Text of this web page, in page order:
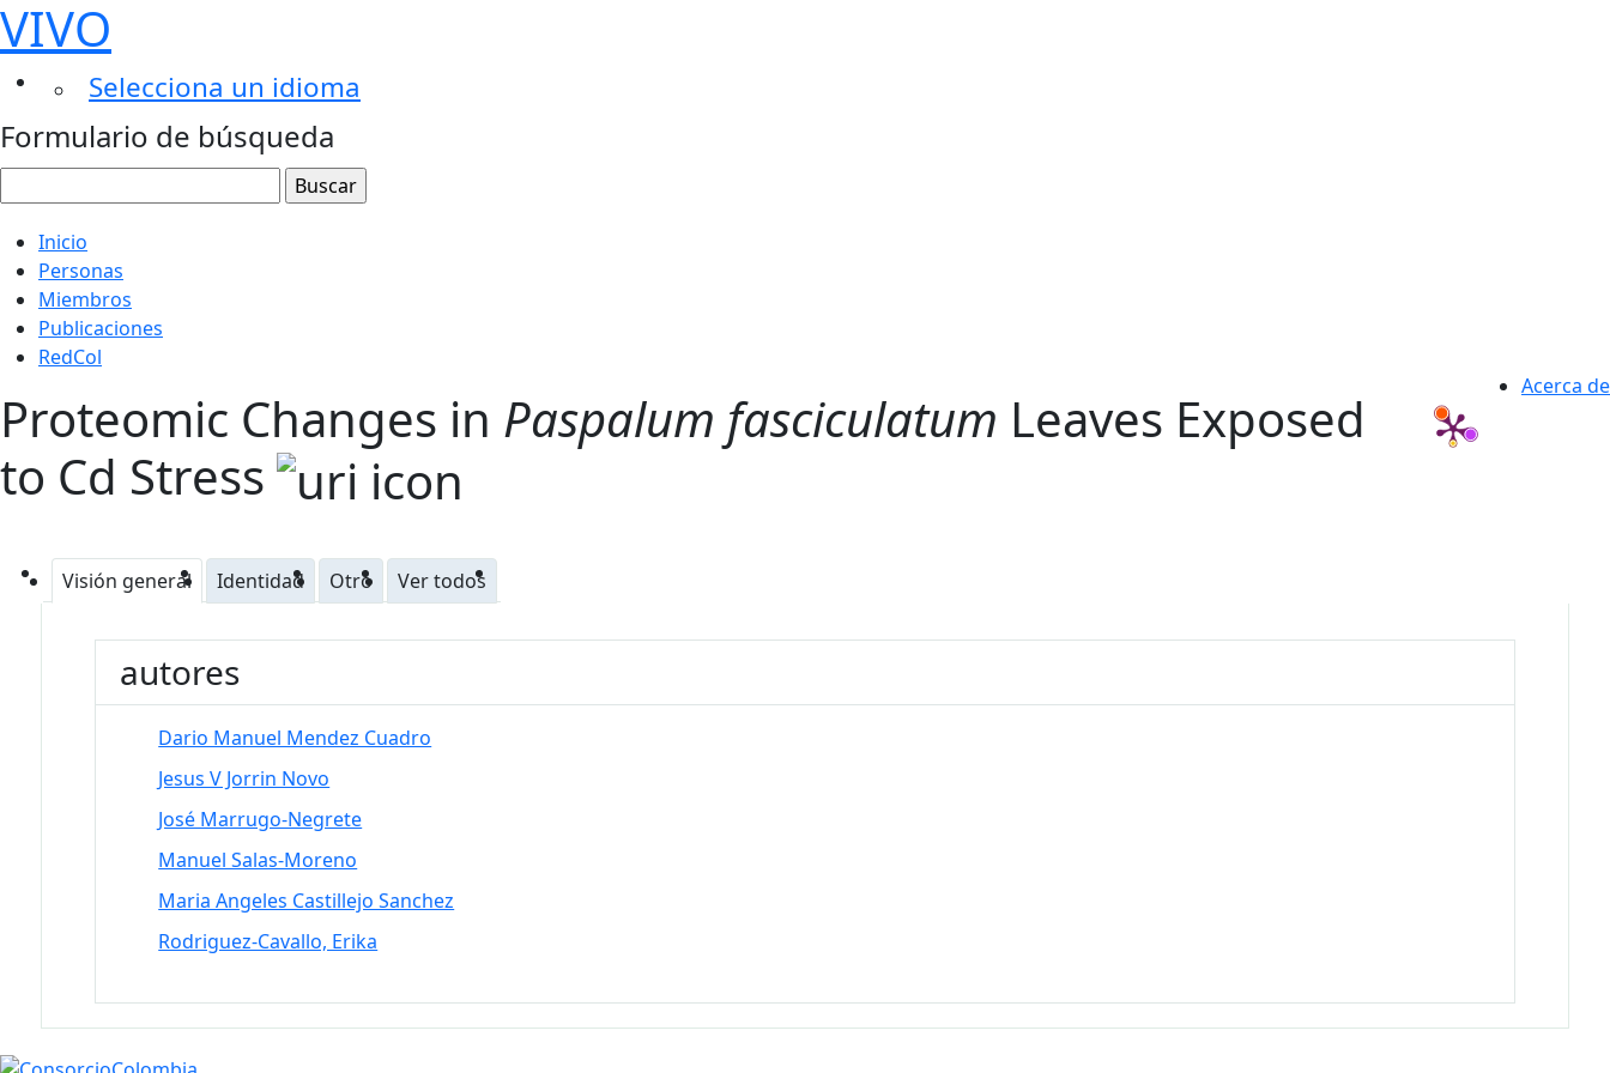
VIVO
Selecciona un idioma
Formulario de búsqueda
Inicio
Personas
Miembros
Publicaciones
RedCol
Acerca de
Proteomic Changes in Paspalum fasciculatum Leaves Exposed
to Cd Stress
Visión general Identidad Otro Ver todos
autores
Dario Manuel Mendez Cuadro
Jesus V Jorrin Novo
José Marrugo-Negrete
Manuel Salas-Moreno
Maria Angeles Castillejo Sanchez
Rodriguez-Cavallo, Erika